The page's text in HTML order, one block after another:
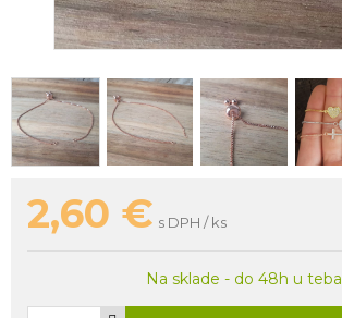
2,60 € s DPH / ks
Na sklade - do 48h u teba